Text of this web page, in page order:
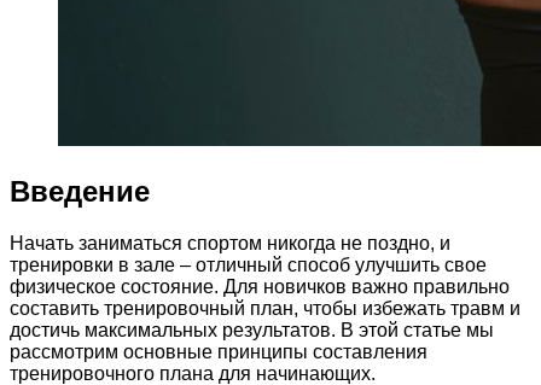
Введение
Начать заниматься спортом никогда не поздно, и
тренировки в зале – отличный способ улучшить свое
физическое состояние. Для новичков важно правильно
составить тренировочный план, чтобы избежать травм и
достичь максимальных результатов. В этой статье мы
рассмотрим основные принципы составления
тренировочного плана для начинающих.